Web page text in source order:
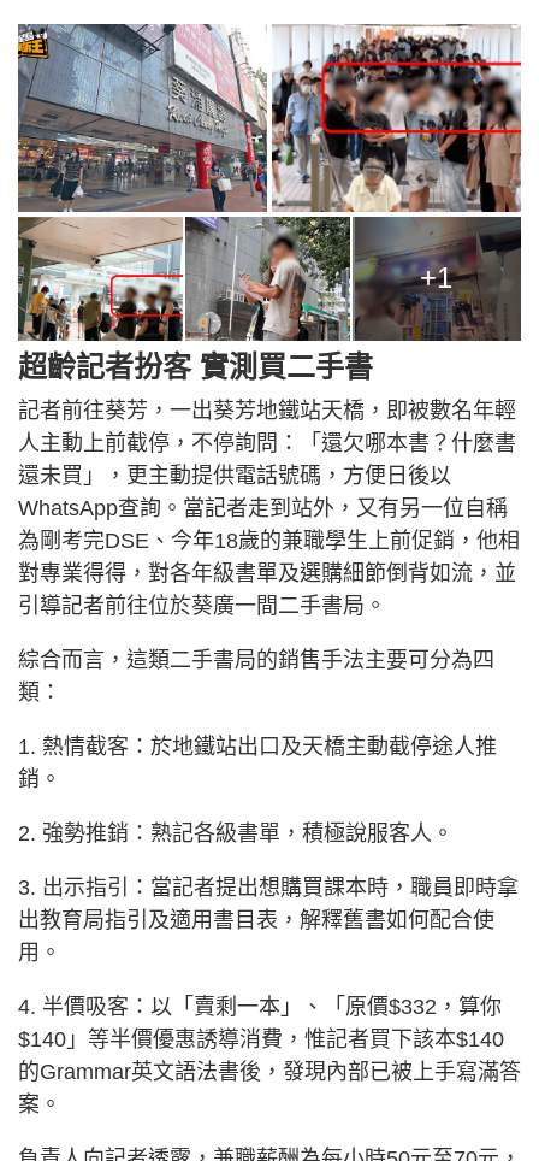
+1
超齡記者扮客 實測買二手書
記者前往葵芳，一出葵芳地鐵站天橋，即被數名年輕
人主動上前截停，不停詢問：「還欠哪本書？什麼書
還未買」，更主動提供電話號碼，方便日後以
WhatsApp查詢。當記者走到站外，又有另一位自稱
為剛考完DSE、今年18歲的兼職學生上前促銷，他相
對專業得得，對各年級書單及選購細節倒背如流，並
引導記者前往位於葵廣一間二手書局。
綜合而言，這類二手書局的銷售手法主要可分為四
類：
1. 熱情截客：於地鐵站出口及天橋主動截停途人推
銷。
2. 強勢推銷：熟記各級書單，積極說服客人。
3. 出示指引：當記者提出想購買課本時，職員即時拿
出教育局指引及適用書目表，解釋舊書如何配合使
用。
4. 半價吸客：以「賣剩一本」、「原價$332，算你
$140」等半價優惠誘導消費，惟記者買下該本$140
的Grammar英文語法書後，發現內部已被上手寫滿答
案。